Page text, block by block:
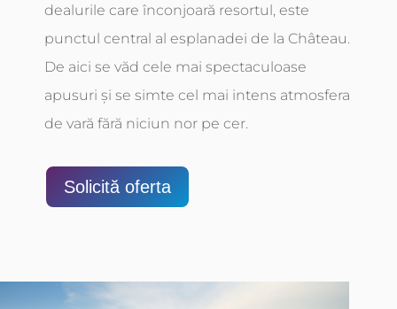
dealurile care înconjoară resortul, este
punctul central al esplanadei de la Château.
De aici se văd cele mai spectaculoase
apusuri și se simte cel mai intens atmosfera
de vară fără niciun nor pe cer.
Solicită oferta